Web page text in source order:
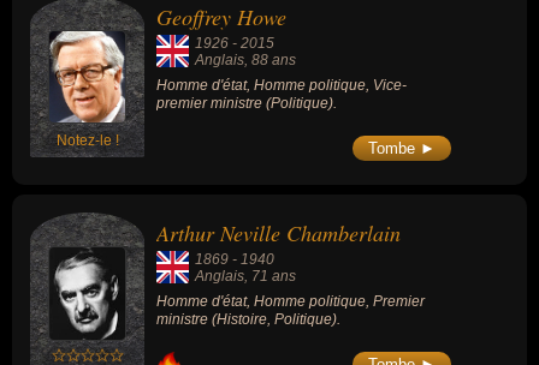
Notez-le !
Geoffrey Howe
1926 - 2015
Anglais , 88 ans
Homme d'état, Homme politique, Vice-
premier ministre (Politique).
Tombe ►
Arthur Neville Chamberlain
1869 - 1940
Anglais, 71 ans
Homme d'état, Homme politique, Premier
ministre (Histoire, Politique).